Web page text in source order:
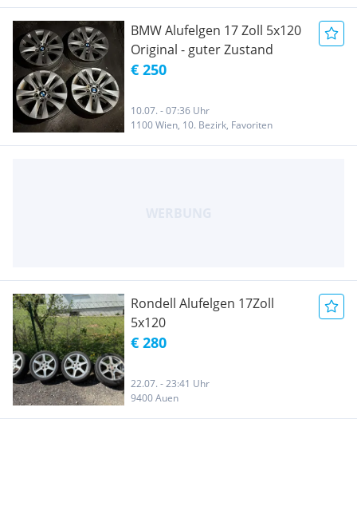
BMW Alufelgen 17 Zoll 5x120
Original - guter Zustand
€ 250
10.07. - 07:36 Uhr
1100 Wien, 10. Bezirk, Favoriten
Rondell Alufelgen 17Zoll
5x120
€ 280
22.07. - 23:41 Uhr
9400 Auen